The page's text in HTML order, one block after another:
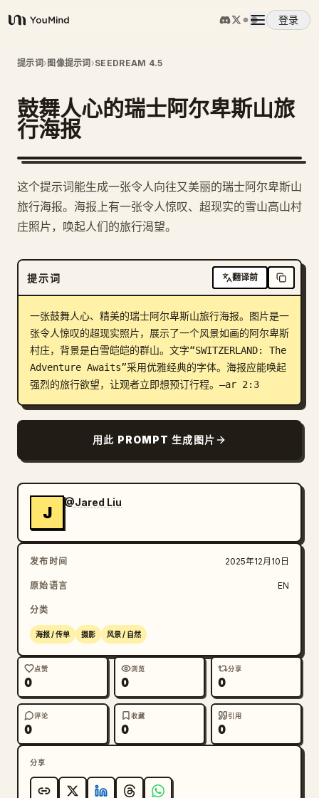
YouMind
登录
概览
使用案例
技能
提示词
下载
博客
更新
提示词› 图像提示词 ›SEEDREAM 4.5
鼓舞人心的瑞士阿尔卑斯山旅
行海报
这个提示词能生成一张令人向往又美丽的瑞士阿尔卑斯山
旅行海报。海报上有一张令人惊叹、超现实的雪山高山村
庄照片，唤起人们的旅行渴望。
提示词 翻译前
一张鼓舞人心、精美的瑞士阿尔卑斯山旅行海报。图片是一
张令人惊叹的超现实照片，展示了一个风景如画的阿尔卑斯
村庄，背景是白雪皑皑的群山。文字“SWITZERLAND: The
Adventure Awaits”采用优雅经典的字体。海报应能唤起
强烈的旅行欲望，让观者立即想预订行程。–ar 2:3
用此 PROMPT 生成图片
J
@Jared Liu
发布时间 2025年12月10日
原始语言 EN
分类
海报 / 传单 摄影 风景 / 自然
点赞
0
浏览
0
分享
0
评论
0
收藏
0
引用
0
分享